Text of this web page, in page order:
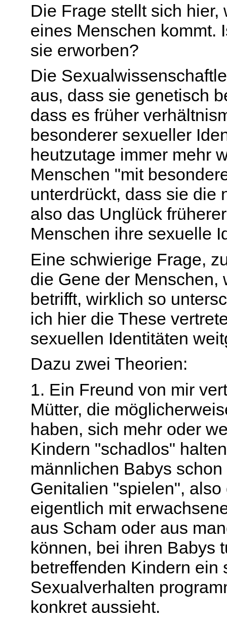
Die Frage stellt sich
eines Menschen kommt.
sie erworben?
Die
aus, dass sie genetisch
dass es früher
besonderer sexueller
heutzutage immer mehr
Menschen "mit
unterdrückt, dass sie die
also das Unglück
Menschen ihre sexuelle
Eine schwierige Frage,
die Gene der Menschen,
betrifft, wirklich so
ich hier die These
sexuellen Identitäten
Dazu zwei Theorien:
1. Ein Freund von mir
Mütter, die
haben, sich mehr oder
Kindern "schadlos"
männlichen Babys
Genitalien "spielen",
eigentlich mit
aus Scham oder aus
können, bei ihren Babys
betreffenden Kindern ein
Sexualverhalten
konkret aussieht.